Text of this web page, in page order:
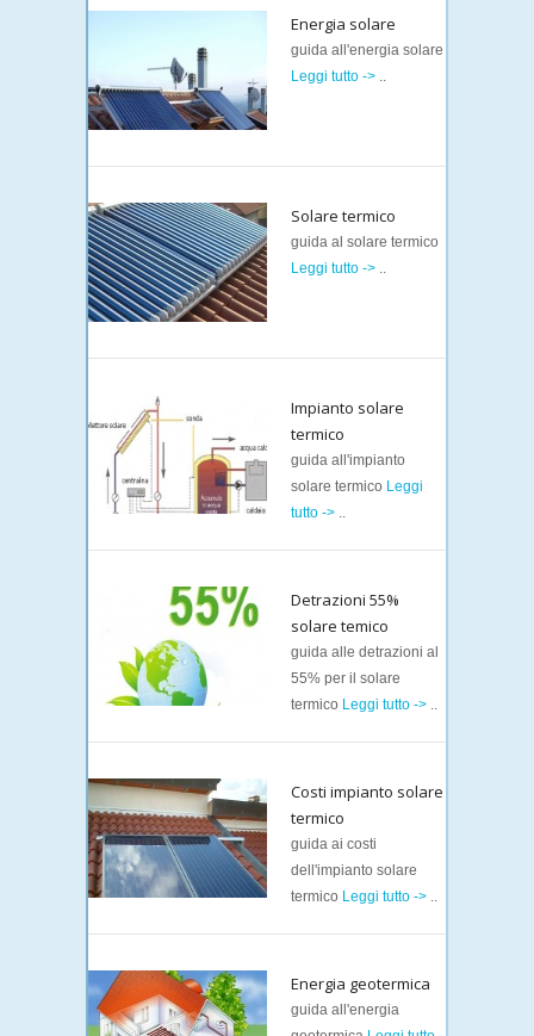
Energia solare
guida all'energia solare
Leggi tutto -> ..
Solare termico
guida al solare termico
Leggi tutto -> ..
Impianto solare
termico
guida all'impianto
solare termico Leggi
tutto -> ..
Detrazioni 55%
solare temico
guida alle detrazioni al
55% per il solare
termico Leggi tutto -> ..
Costi impianto solare
termico
guida ai costi
dell'impianto solare
termico Leggi tutto -> ..
Energia geotermica
guida all'energia